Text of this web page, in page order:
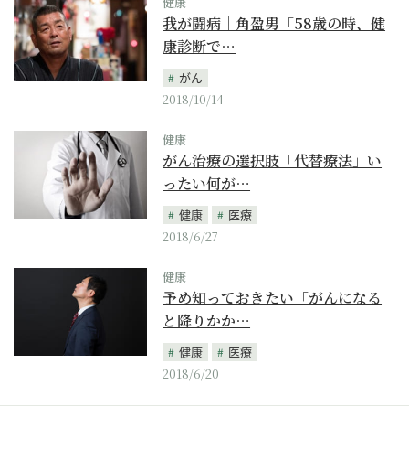
我が闘病｜角盈男「58歳の時、健
康診断で…
がん
2018/10/14
健康
がん治療の選択肢「代替療法」い
ったい何が…
健康
医療
2018/6/27
健康
予め知っておきたい「がんになる
と降りかか…
健康
医療
2018/6/20